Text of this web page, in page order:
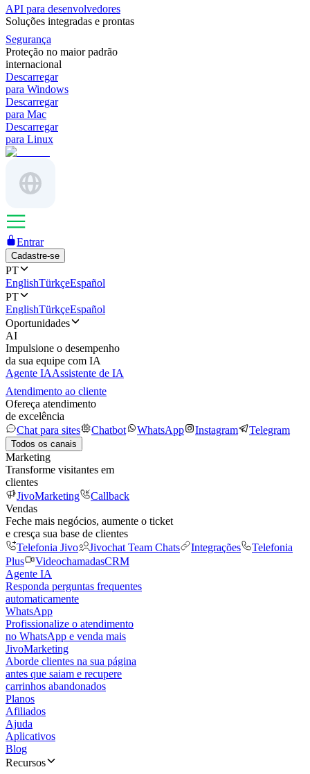
API para desenvolvedores
Soluções integradas e prontas
Segurança
Proteção no maior padrão
internacional
Descarregar
para Windows
Descarregar
para Mac
Descarregar
para Linux
Entrar
Cadastre-se
PT
EnglishTürkçeEspañol
PT
EnglishTürkçeEspañol
Oportunidades
AI
Impulsione o desempenho
da sua equipe com IA
Agente IAAssistente de IA
Atendimento ao cliente
Ofereça atendimento
de excelência
Chat para sites
Chatbot WhatsApp Instagram Telegram
Todos os canais
Marketing
Transforme visitantes em
clientes
JivoMarketing
Callback
Vendas
Feche mais negócios, aumente o ticket
e cresça sua base de clientes
Telefonia Jivo
Jivochat Team Chats Integrações
Telefonia
Plus
VideochamadasCRM
Agente IA
Responda perguntas frequentes
automaticamente
WhatsApp
Profissionalize o atendimento
no WhatsApp e venda mais
JivoMarketing
Aborde clientes na sua página
antes que saiam e recupere
carrinhos abandonados
Planos
Afiliados
Ajuda
Aplicativos
Blog
Recursos